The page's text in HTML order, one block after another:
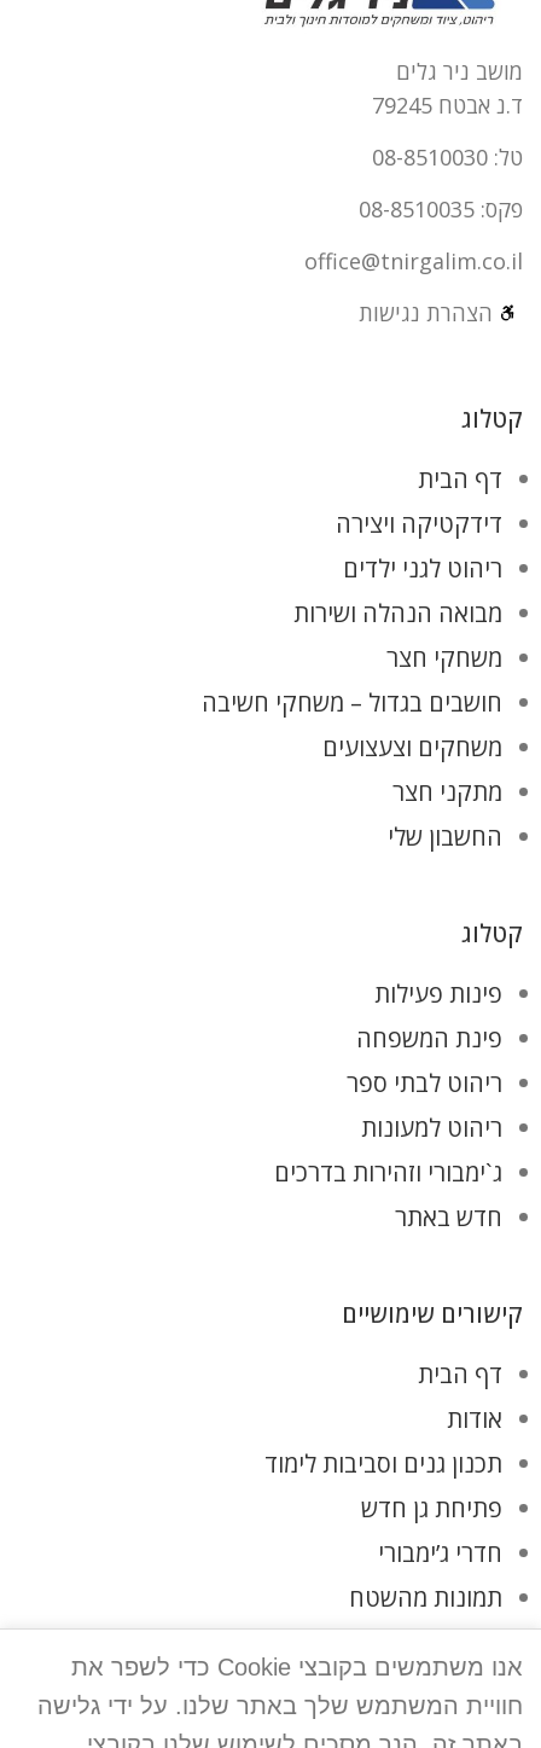
מושב ניר גלים
ד.נ אבטח 79245
טל: 08-8510030
פקס: 08-8510035
office@tnirgalim.co.il
הצהרת נגישות
קטלוג
דף הבית
דידקטיקה ויצירה
ריהוט לגני ילדים
מבואה הנהלה ושירות
משחקי חצר
חושבים בגדול – משחקי חשיבה
משחקים וצעצועים
מתקני חצר
החשבון שלי
קטלוג
פינות פעילות
פינת המשפחה
ריהוט לבתי ספר
ריהוט למעונות
ג`ימבורי וזהירות בדרכים
חדש באתר
קישורים שימושיים
דף הבית
אודות
תכנון גנים וסביבות לימוד
פתיחת גן חדש
חדרי ג’ימבורי
תמונות מהשטח
צרו קשר
מדיניות פרטיות
אנו משתמשים בקובצי Cookie כדי לשפר את
חוויית המשתמש שלך באתר שלנו. על ידי גלישה